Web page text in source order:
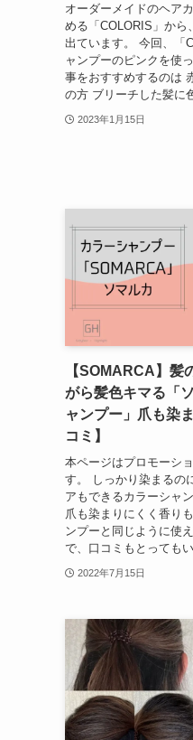
オーダーメイドのヘア
める「COLORIS」から
出ています。 今回、「
ャンプーのピンクを使
事をおすすめするのは
の方 ブリーチした髪に
2023年1月15日
【SOMARCA】髪
がら髪色キマる「
ャンプー」爪も染
コミ】
本ページはプロモーシ
す。 しっかり染まるの
アもできるカラーシャ
爪も染まりにくく香り
ンプーと同じように使
で、口コミもとっても
2022年7月15日